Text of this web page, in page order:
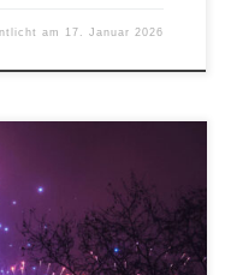
am 17. Januar 2026
Ende 2025 startete
hoher Nachfrage erfreut.
auch das